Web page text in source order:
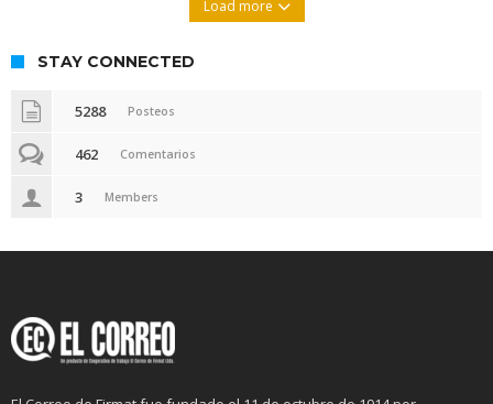
Load more
STAY CONNECTED
5288 Posteos
462 Comentarios
3 Members